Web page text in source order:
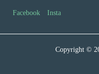
Facebook Insta
Copyright ©